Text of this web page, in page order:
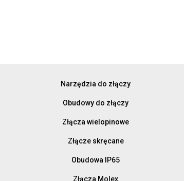
Narzędzia do złączy
Obudowy do złączy
Złącza wielopinowe
Złącze skręcane
Obudowa IP65
Złącza Molex